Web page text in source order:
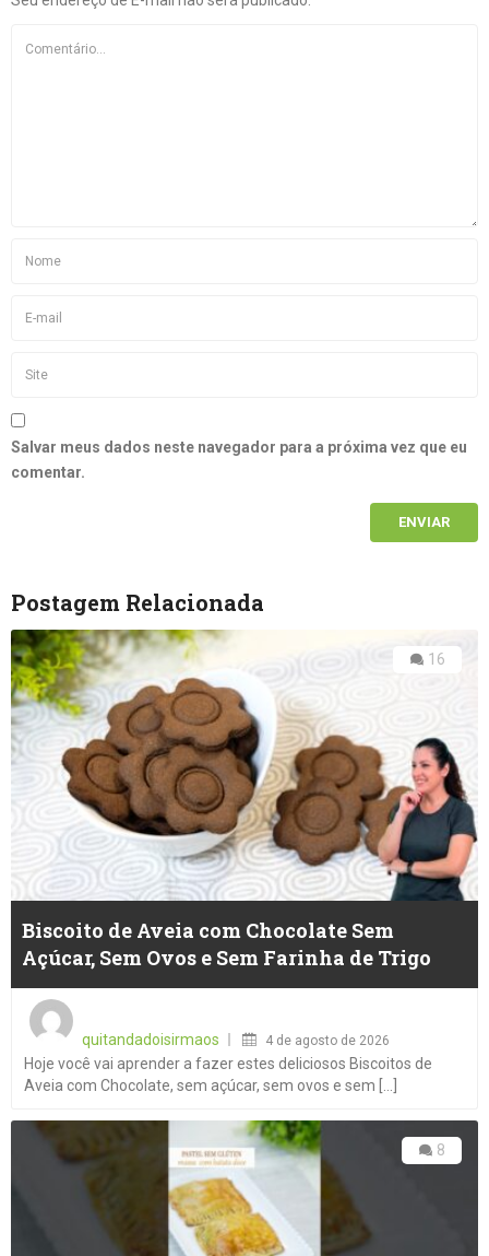
Salvar meus dados neste navegador para a próxima vez que eu
comentar.
Postagem Relacionada
16
Biscoito de Aveia com Chocolate Sem
Açúcar, Sem Ovos e Sem Farinha de Trigo
quitandadoisirmaos
4 de agosto de 2026
Hoje você vai aprender a fazer estes deliciosos Biscoitos de
Aveia com Chocolate, sem açúcar, sem ovos e sem [...]
8